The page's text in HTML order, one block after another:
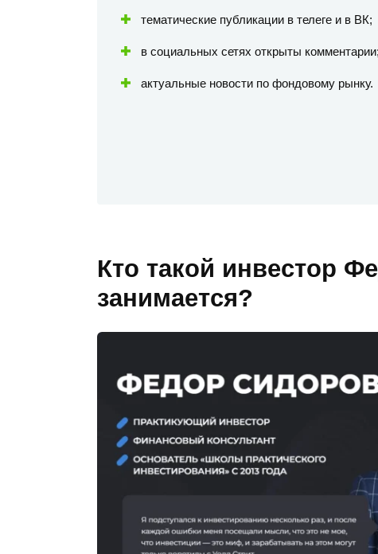
тематические публикации в телеге и в ВК;
в социальных сетях открыты комментарии;
актуальные новости по фондовому рынку.
Кто такой инвестор
занимается?